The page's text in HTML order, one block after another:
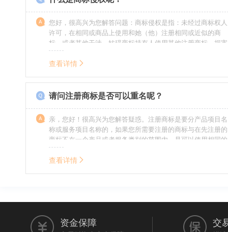
您好，很高兴为您解答问题：商标侵权是指：未经过商标权人
许可，在相同或商品上使用和她（他）注册相同或近似的商
标，或者其他干涉、妨碍商标持有人使用其他注册商标，损害
商标持有人合法权益的其他行为。侵权的人通常需要承担侵权
的责任，明知侵权的行为的人要承担赔偿的责任。情节严重
查看详情
请问注册商标是否可以重名呢？
亲，您好！很高兴为您解答疑惑。注册商标是要分产品项目名
称或服务项目名称的，如果您所需要注册的商标与在先注册的
商标不在一个产品或者服务类别的范围内，是可以使用相同的
名称的。希望我的回答能帮到您。
查看详情
资金保障 交